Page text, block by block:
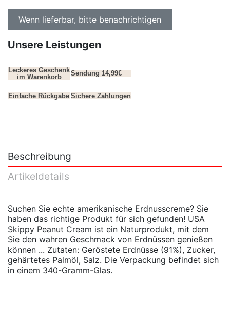
Unsere Leistungen
Leckeres Geschenk
im Warenkorb
Sendung 14,99€
Einfache Rückgabe Sichere Zahlungen
Beschreibung
Artikeldetails
Suchen Sie echte amerikanische Erdnusscreme? Sie
haben das richtige Produkt für sich gefunden! USA
Skippy Peanut Cream ist ein Naturprodukt, mit dem
Sie den wahren Geschmack von Erdnüssen genießen
können ... Zutaten: Geröstete Erdnüsse (91%), Zucker,
gehärtetes Palmöl, Salz. Die Verpackung befindet sich
in einem 340-Gramm-Glas.